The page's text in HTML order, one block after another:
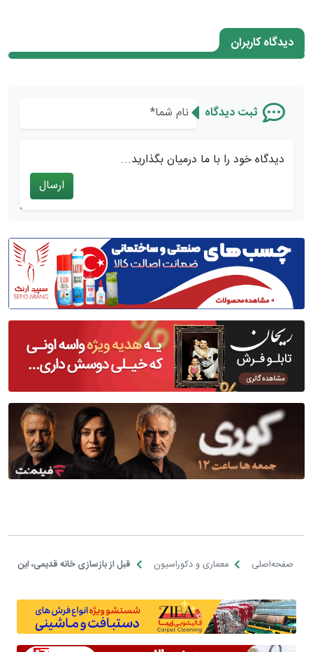
دیدگاه کاربران
ثبت دیدگاه
دیدگاه خود را با ما درمیان بگذارید...
ارسال